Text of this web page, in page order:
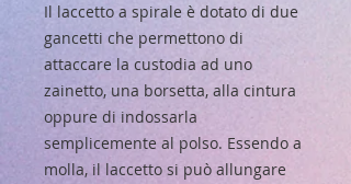
Il laccetto a spirale è dotato di due
gancetti che permettono di
attaccare la custodia ad uno
zainetto, una borsetta, alla cintura
oppure di indossarla
semplicemente al polso. Essendo a
molla, il laccetto si può allungare